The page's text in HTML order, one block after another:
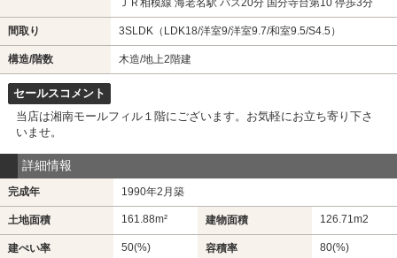
ＪＲ相模線 海老名駅 バス20分 国分寺台第10 停歩3分
間取り 3SLDK（LDK18/洋室9/洋室9.7/和室9.5/S4.5）
構造/階数 木造/地上2階建
セールスコメント
当店は湘南モールフィル１階にございます。お気軽にお立ち寄り下さ
いませ。
詳細情報
完成年 1990年2月築
土地面積 161.88m² 建物面積 126.71m2
建ぺい率 50(%) 容積率 80(%)